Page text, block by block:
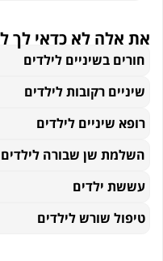
לא כדאי לך לפספס
בשיניים לילדים
רקובות לילדים
לילדים
שן שבורה לילדים
ילדים
שורש לילדים